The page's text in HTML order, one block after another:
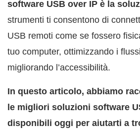
software USB over IP è la
strumenti ti consentono di
USB remoti come se fossero
tuo computer, ottimizzando i
migliorando l’accessibilità.
In questo articolo, abbiamo
le migliori soluzioni software
disponibili oggi per aiutarti a